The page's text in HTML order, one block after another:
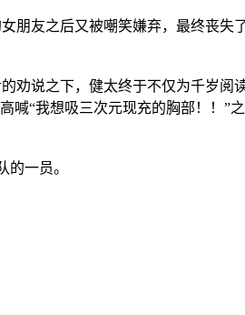
友之后又被嘲笑嫌弃，最终丧失
劝说之下，健太终于不仅为千岁阅
“我想吸三次元现充的胸部！！”
一员。